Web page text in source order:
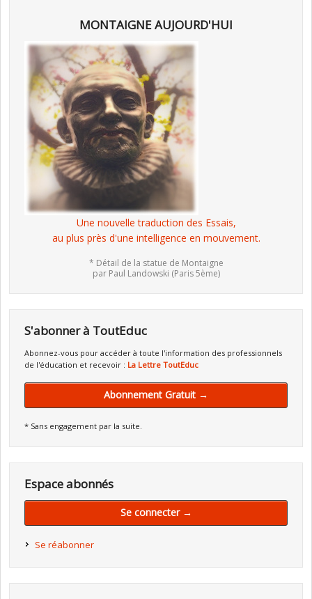
MONTAIGNE AUJOURD'HUI
Une nouvelle traduction des Essais,
au plus près d'une intelligence en mouvement.
* Détail de la statue de Montaigne
par Paul Landowski (Paris 5ème)
S'abonner à ToutEduc
Abonnez-vous pour accéder à toute l'information des professionnels
de l'éducation et recevoir : La Lettre ToutEduc
Abonnement Gratuit →
* Sans engagement par la suite.
Espace abonnés
Se connecter →
Se réabonner